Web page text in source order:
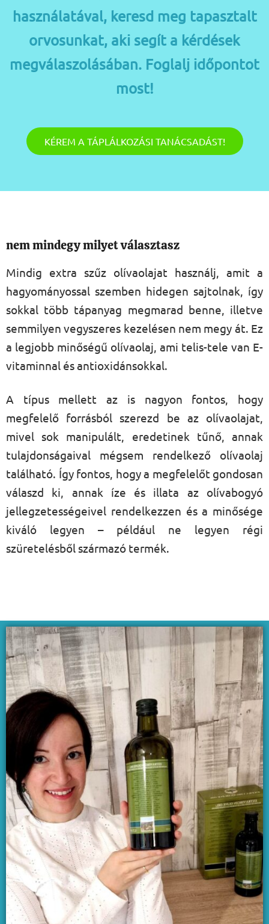
használatával, keresd meg tapasztalt
orvosunkat, aki segít a kérdések
megválaszolásában. Foglalj időpontot
most!
KÉREM A TÁPLÁLKOZÁSI TANÁCSADÁST!
nem mindegy milyet választasz
Mindig extra szűz olívaolajat használj, amit a
hagyományossal szemben hidegen sajtolnak, így
sokkal több tápanyag megmarad benne, illetve
semmilyen vegyszeres kezelésen nem megy át. Ez
a legjobb minőségű olívaolaj, ami telis-tele van E-
vitaminnal és antioxidánsokkal.
A típus mellett az is nagyon fontos, hogy
megfelelő forrásból szerezd be az olívaolajat,
mivel sok manipulált, eredetinek tűnő, annak
tulajdonságaival mégsem rendelkező olívaolaj
található. Így fontos, hogy a megfelelőt gondosan
válaszd ki, annak íze és illata az olívabogyó
jellegzetességeivel rendelkezzen és a minősége
kiváló legyen – például ne legyen régi
szüretelésből származó termék.